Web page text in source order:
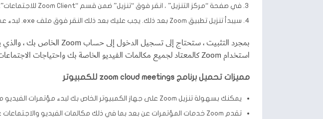
في صفحة “مركز التنزيل” ، انقر فوق “تنزيل” ضمن قسم “Zoom Client للاجتماعات”.
سيبدأ تنزيل تطبيق Zoom بعد ذلك. يجب عليك بعد ذلك النقر فوق ملف exe. لبدء عملية التثبيت.
استخدام Zoom كالمعتاد لجميع مكالمات الفيديو الخاصة بك واحتياجات الاجتماعات عبر الإنترنت.
مميزات تحميل برنامج zoom cloud meetings للكمبيوتر
يمكنك بسهولة تنزيل Zoom على جهاز الكمبيوتر الخاص بك لبدء مؤتمرات الفيديو مع زملائك وأصدقائك حول العالم.
تقدم Zoom خدمات المؤتمرات عن بعد بما في ذلك مكالمات الفيديو والاجتماعات عبر الإنترنت والمهام التعاونية.